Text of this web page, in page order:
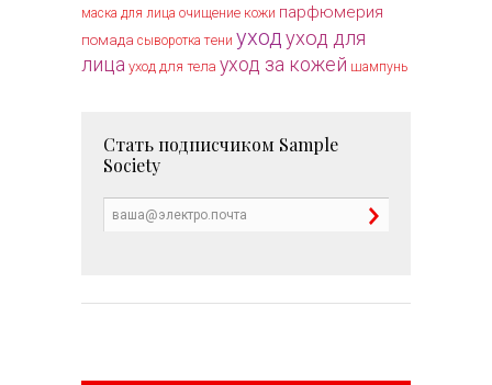
маска для лица очищение кожи парфюмерия
помада сыворотка тени уходуход для
лица уход для тела уход за кожей шампунь
Стать подписчиком Sample
Society